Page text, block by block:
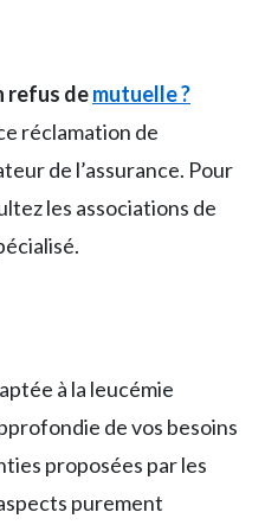
refus demutuelle ?
réclamation de
de l’assurance. Pour
les associations de
à la leucémie
de vos besoins
proposées par les
purement